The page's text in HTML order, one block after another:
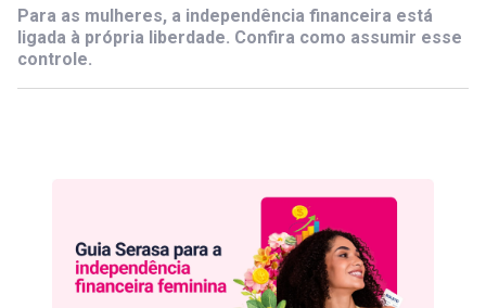
Para as mulheres, a independência financeira está
ligada à própria liberdade. Confira como assumir esse
controle.